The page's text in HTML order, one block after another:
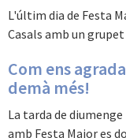
L'últim dia de Festa
Casals amb un
Com ens
demà més!
La tarda de
amb Festa Major es